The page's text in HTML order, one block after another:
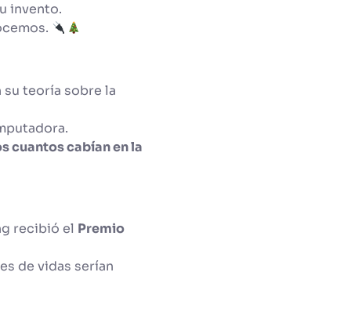
invento.
su teoría sobre la
cuantos cabían en la
recibió el Premio
de vidas serían